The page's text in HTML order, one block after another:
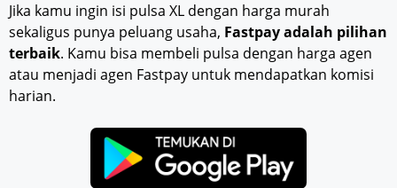
Jika kamu ingin isi pulsa XL dengan harga murah
sekaligus punya peluang usaha, Fastpay adalah pilihan
terbaik. Kamu bisa membeli pulsa dengan harga agen
atau menjadi agen Fastpay untuk mendapatkan komisi
harian.